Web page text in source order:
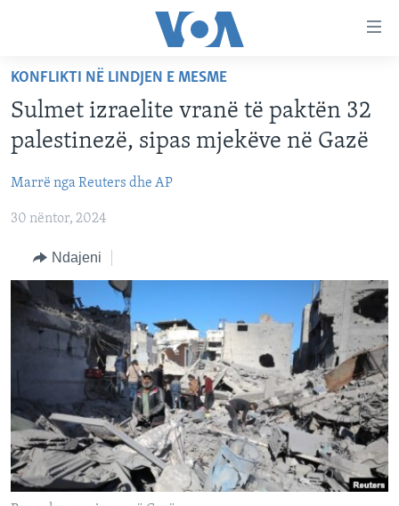
faqen
kryesore
tek
faqja
Kalo
kërkimi
FAQJA KRYESORE
KATEGORITË
BALLKANI
EVROPA
BOTA
KULTURË
SHKENCË DHE TEKNOLOGJI
SHËNDETËSI
INTERVISTA
DITARI
DITARI
FOLLOW US
Gjuhët
KONFLIKTI NË LINDJEN E MESME
Sulmet izraelite vranë të paktën 32
palestinezë, sipas mjekëve në Gazë
Marrë nga Reuters dhe AP
30 nëntor, 2024
Ndajeni